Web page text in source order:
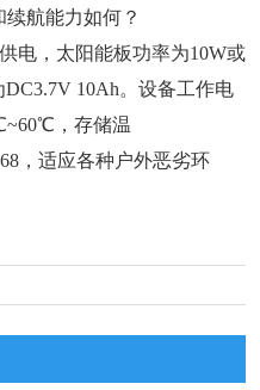
航能力如何？
电，太阳能板功率为10W或
10Ah。设备工作电
，存储温
，适应各种户外恶劣环